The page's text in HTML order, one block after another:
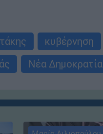
κυβέρνηση
Νέα Δημοκρατία